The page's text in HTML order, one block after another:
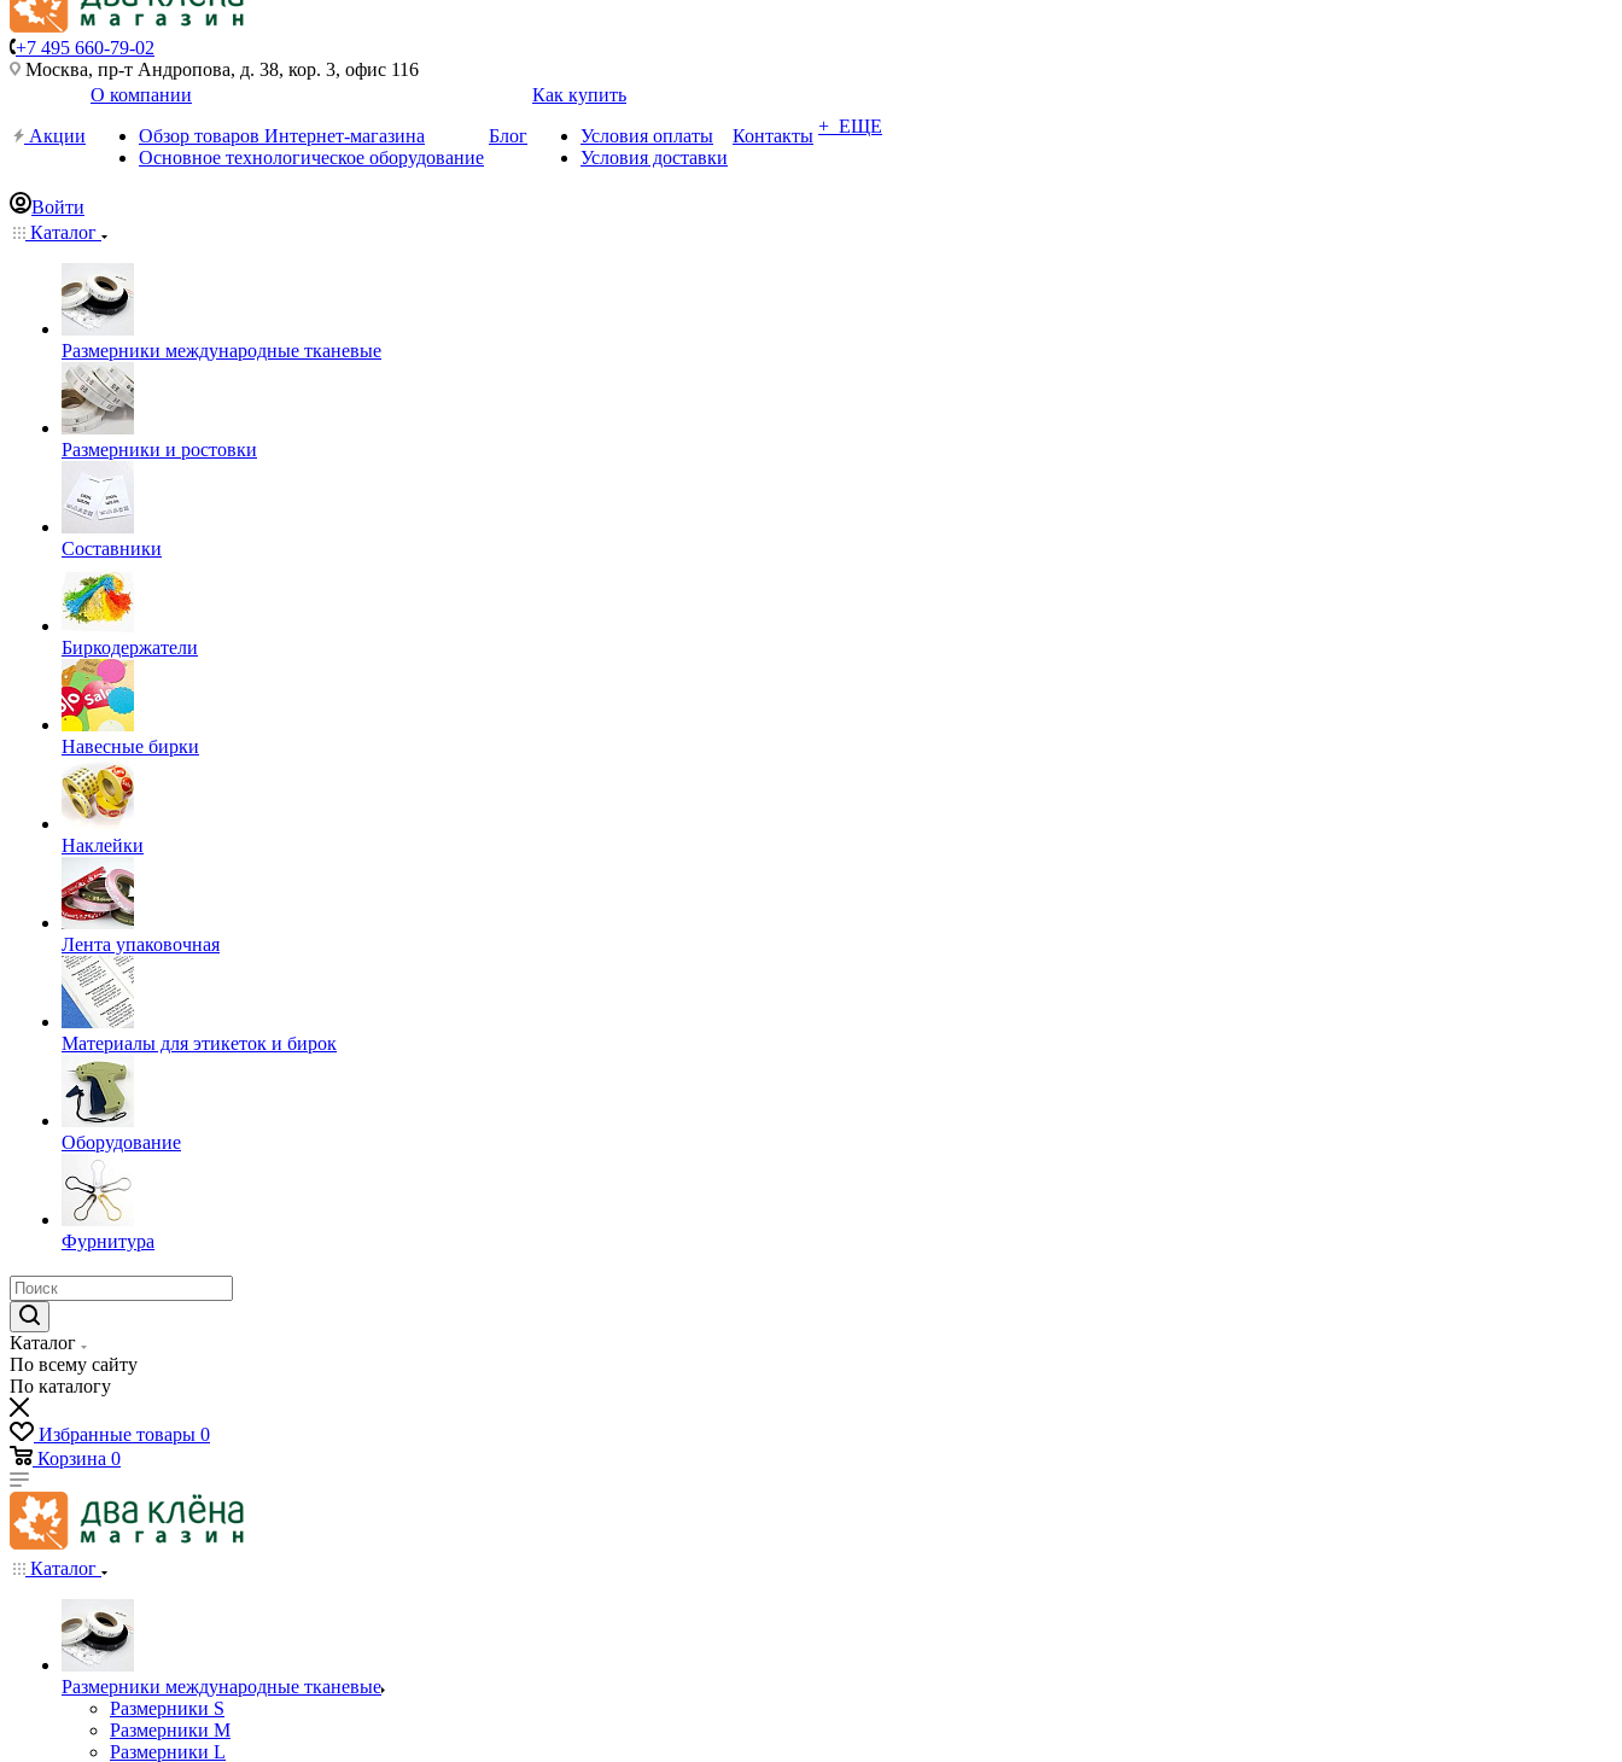
+7 495 660-79-02
Москва, пр-т Андропова, д. 38, кор. 3, офис 116
Акции
О компании
Обзор товаров Интернет-магазина
Основное технологическое оборудование
Блог
Как купить
Условия оплаты
Условия доставки
Контакты + ЕЩЕ
Войти
Каталог
Размерники международные тканевые
Размерники и ростовки
Составники
Биркодержатели
Навесные бирки
Наклейки
Лента упаковочная
Материалы для этикеток и бирок
Оборудование
Фурнитура
Каталог
По всему сайту
По каталогу
Избранные товары 0
Корзина 0
Каталог
Размерники международные тканевые
Размерники S
Размерники M
Размерники L